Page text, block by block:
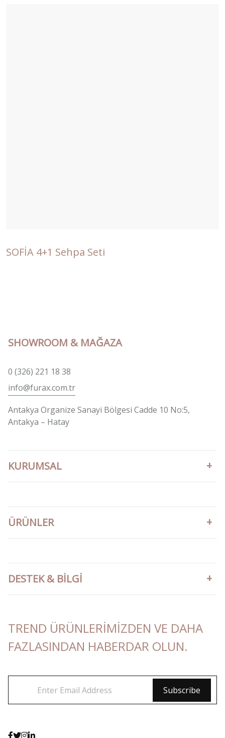
SOFİA 4+1 Sehpa Seti
SHOWROOM & MAĞAZA
0 (326) 221 18 38
info@furax.com.tr
Antakya Organize Sanayi Bölgesi Cadde 10 No:5,
Antakya – Hatay
KURUMSAL
ÜRÜNLER
DESTEK & BILGI
TREND ÜRÜNLERIMIZDEN VE DAHA
FAZLASINDAN HABERDAR OLUN.